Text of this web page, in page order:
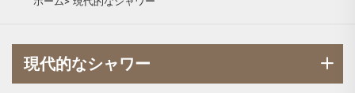
現代的なシャワー